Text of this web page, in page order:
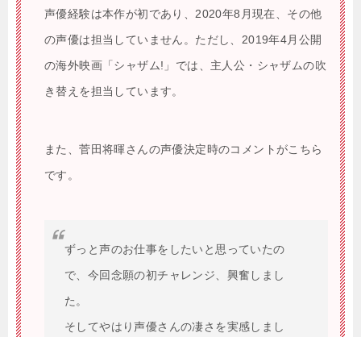
声優経験は本作が初であり、2020年8月現在、その他
の声優は担当していません。ただし、2019年4月公開
の海外映画「シャザム!」では、主人公・シャザムの吹
き替えを担当しています。
また、菅田将暉さんの声優決定時のコメントがこちら
です。
ずっと声のお仕事をしたいと思っていたの
で、今回念願の初チャレンジ、興奮しまし
た。
そしてやはり声優さんの凄さを実感しまし